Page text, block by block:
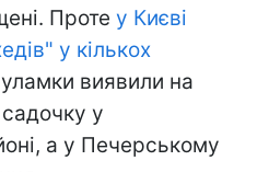
Проте у Києві
у кількох
виявили на
садочку у
а у Печерському